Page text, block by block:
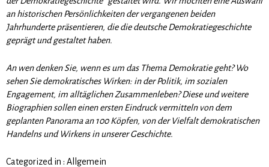
an historischen Persönlichkeiten der vergangenen beiden
Jahrhunderte präsentieren, die die deutsche Demokratiegeschichte
geprägt und gestaltet haben.
An wen denken Sie, wenn es um das Thema Demokratie geht? Wo
sehen Sie demokratisches Wirken: in der Politik, im sozialen
Engagement, im alltäglichen Zusammenleben? Diese und weitere
Biographien sollen einen ersten Eindruck vermitteln von dem
geplanten Panorama an 100 Köpfen, von der Vielfalt demokratischen
Handelns und Wirkens in unserer Geschichte.
Categorized in : Allgemein